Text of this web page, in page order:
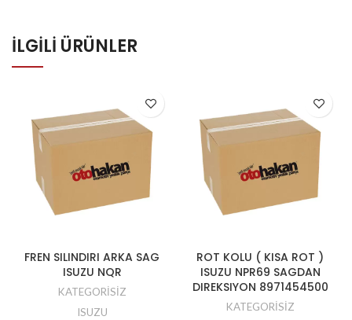
İLGILI ÜRÜNLER
FREN SILINDIRI ARKA SAG
ISUZU NQR
KATEGORİSİZ
ISUZU
ROT KOLU ( KISA ROT )
ISUZU NPR69 SAGDAN
DIREKSIYON 8971454500
KATEGORİSİZ